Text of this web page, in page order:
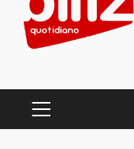
PRIMARY